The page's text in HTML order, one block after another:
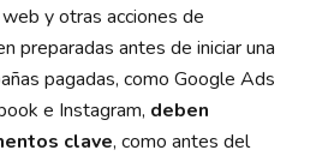
y otras acciones de
preparadas antes de iniciar una
pagadas, como Google Ads
e Instagram, deben
clave, como antes del